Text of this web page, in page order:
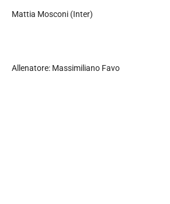
Mattia Mosconi (Inter)
Allenatore: Massimiliano Favo